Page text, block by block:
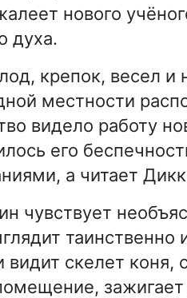
нового
духа.
крепок, весел и
местности
видело работу
его
а читает
чувствует
видит скелет коня,
зажигает